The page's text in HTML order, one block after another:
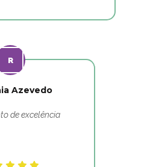
Azevedo
de excelência